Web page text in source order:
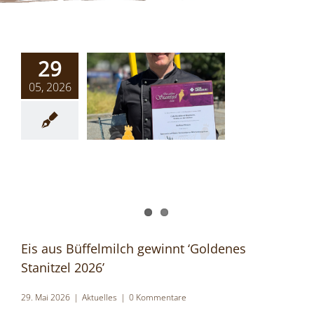
29
05, 2026
Eis aus Büffelmilch gewinnt ‘Goldenes
Stanitzel 2026’
29. Mai 2026 | Aktuelles | 0 Kommentare